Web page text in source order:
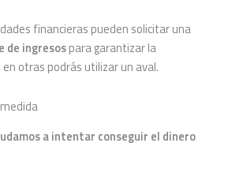
financieras pueden solicitar una
de ingresospara garantizar la
otras podrás utilizar un aval.
a intentar conseguir el dinero